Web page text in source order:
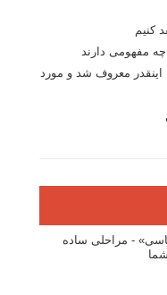
کنیم
مفهومی دارند
اینقدر معروف شد و مورد
- مراحلی ساده